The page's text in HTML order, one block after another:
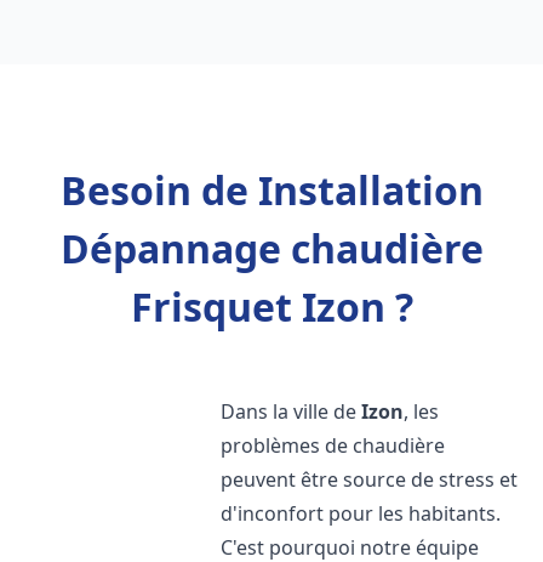
Besoin de Installation
Dépannage chaudière
Frisquet Izon ?
Dans la ville deIzon, les
problèmes de chaudière
peuvent être source de stress et
d'inconfort pour les habitants.
C'est pourquoi notre équipe